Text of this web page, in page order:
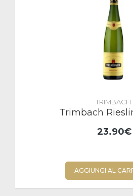
TRIMBACH
Trimbach
23.90€
AGGIUNGI AL